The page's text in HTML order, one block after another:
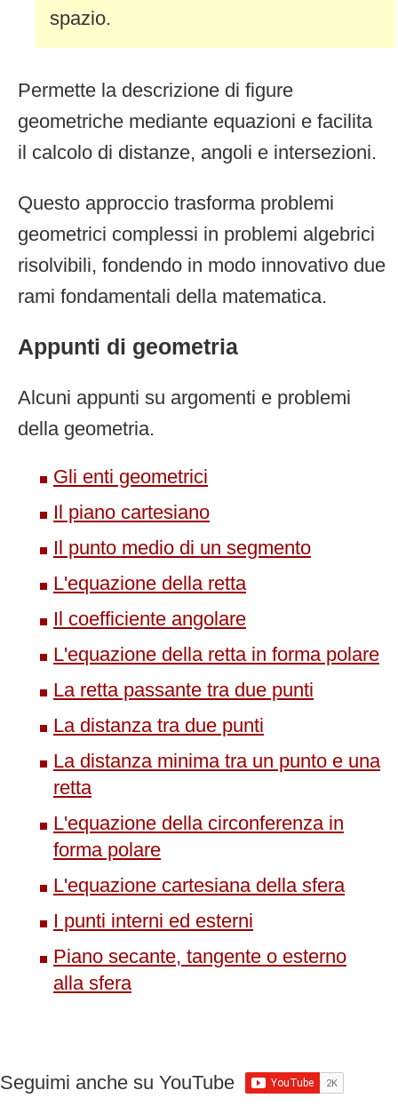
spazio.
Permette la descrizione di figure
geometriche mediante equazioni e facilita
il calcolo di distanze, angoli e intersezioni.
Questo approccio trasforma problemi
geometrici complessi in problemi algebrici
risolvibili, fondendo in modo innovativo due
rami fondamentali della matematica.
Appunti di geometria
Alcuni appunti su argomenti e problemi
della geometria.
Gli enti geometrici
Il piano cartesiano
Il punto medio di un segmento
L'equazione della retta
Il coefficiente angolare
L'equazione della retta in forma polare
La retta passante tra due punti
La distanza tra due punti
La distanza minima tra un punto e una
retta
L'equazione della circonferenza in
forma polare
L'equazione cartesiana della sfera
I punti interni ed esterni
Piano secante, tangente o esterno
alla sfera
Seguimi anche su YouTube